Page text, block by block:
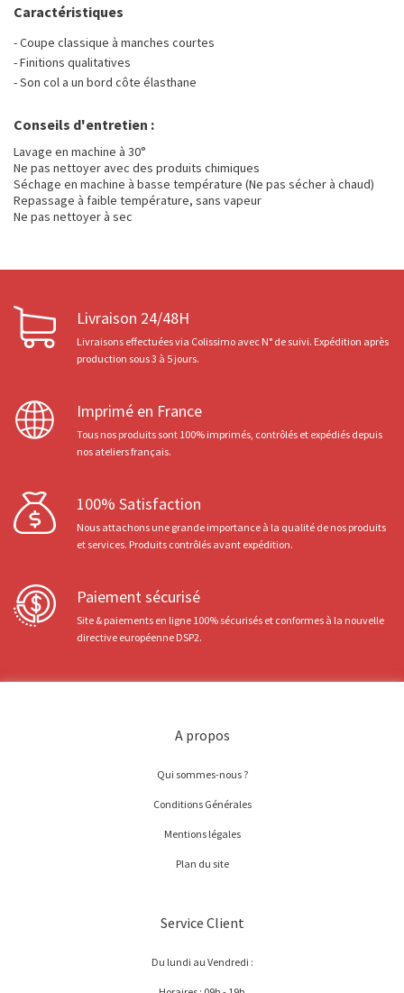
Caractéristiques
- Coupe classique à manches courtes
- Finitions qualitatives
- Son col a un bord côte élasthane
Conseils d'entretien :
Lavage en machine à 30°
Ne pas nettoyer avec des produits chimiques
Séchage en machine à basse température (Ne pas sécher à chaud)
Repassage à faible température, sans vapeur
Ne pas nettoyer à sec
Livraison 24/48H
Livraisons effectuées via Colissimo avec N° de suivi. Expédition après
production sous 3 à 5 jours.
Imprimé en France
Tous nos produits sont 100% imprimés, contrôlés et expédiés depuis
nos ateliers français.
100% Satisfaction
Nous attachons une grande importance à la qualité de nos produits
et services. Produits contrôlés avant expédition.
Paiement sécurisé
Site & paiements en ligne 100% sécurisés et conformes à la nouvelle
directive européenne DSP2.
A propos
Qui sommes-nous ?
Conditions Générales
Mentions légales
Plan du site
Service Client
Du lundi au Vendredi :